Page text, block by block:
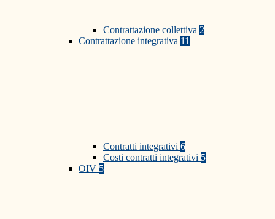
Contrattazione collettiva 2
Contrattazione integrativa 11
Contratti integrativi 6
Costi contratti integrativi 5
OIV 5